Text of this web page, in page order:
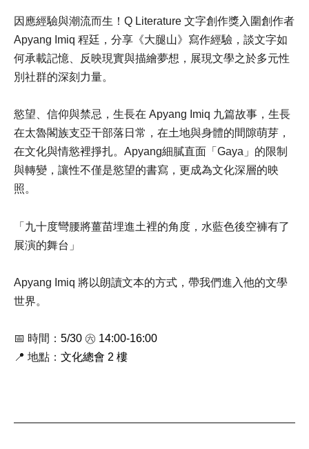
因應經驗與潮流而生！Q Literature 文字創作獎入圍創作者
Apyang Imiq 程廷，分享《大腿山》寫作經驗，談文字如
何承載記憶、反映現實與描繪夢想，展現文學之於多元性
別社群的深刻力量。
慾望、信仰與禁忌，生長在 Apyang Imiq 九篇故事，生長
在太魯閣族支亞干部落日常，在土地與身體的間隙萌芽，
在文化與情慾裡掙扎。Apyang細膩直面「Gaya」的限制
與轉變，讓性不僅是慾望的書寫，更成為文化深層的映
照。
「九十度彎腰將薑苗埋進土裡的角度，水藍色後空褲有了
展演的舞台」
Apyang Imiq 將以朗讀文本的方式，帶我們進入他的文學
世界。
📅 時間： 5/30 ㊅ 14:00-16:00
📍 地點： 文化總會 2 樓